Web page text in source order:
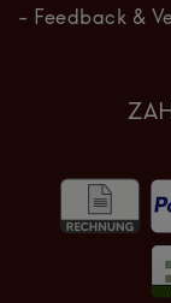
- Feedback &